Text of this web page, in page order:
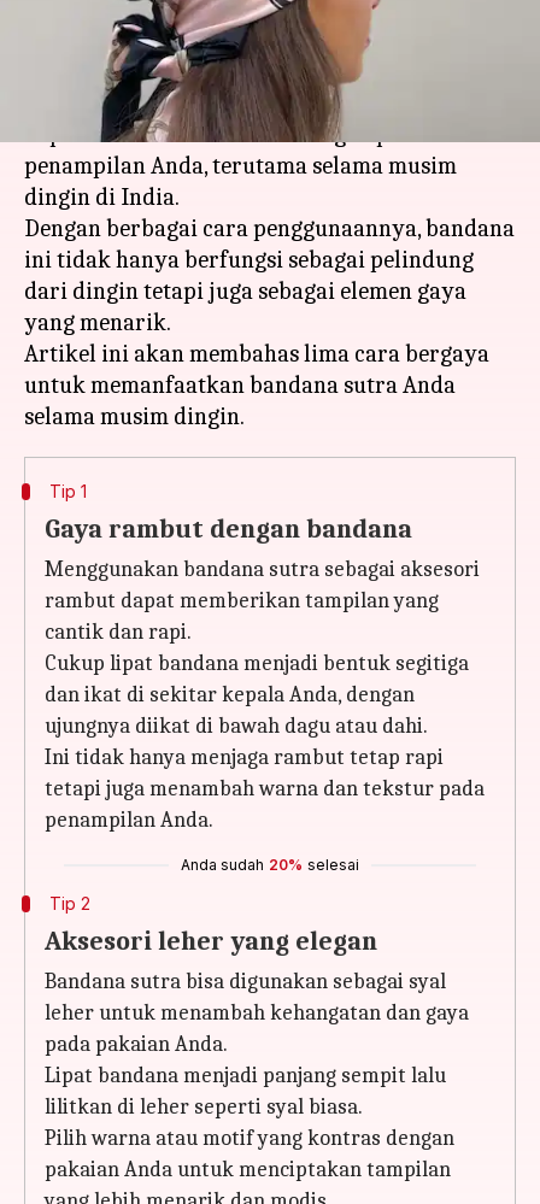
Apa ceritanya
Bandana sutra adalah aksesori serbaguna yang
dapat menambah sentuhan elegan pada
penampilan Anda, terutama selama musim
dingin di India.
Dengan berbagai cara penggunaannya, bandana
ini tidak hanya berfungsi sebagai pelindung
dari dingin tetapi juga sebagai elemen gaya
yang menarik.
Artikel ini akan membahas lima cara bergaya
untuk memanfaatkan bandana sutra Anda
Tip 1
Gaya rambut dengan bandana
Menggunakan bandana sutra sebagai aksesori
rambut dapat memberikan tampilan yang
cantik dan rapi.
Cukup lipat bandana menjadi bentuk segitiga
dan ikat di sekitar kepala Anda, dengan
ujungnya diikat di bawah dagu atau dahi.
Ini tidak hanya menjaga rambut tetap rapi
tetapi juga menambah warna dan tekstur pada
penampilan Anda.
Anda sudah 20% selesai
Tip 2
Aksesori leher yang elegan
Bandana sutra bisa digunakan sebagai syal
leher untuk menambah kehangatan dan gaya
pada pakaian Anda.
Lipat bandana menjadi panjang sempit lalu
lilitkan di leher seperti syal biasa.
Pilih warna atau motif yang kontras dengan
pakaian Anda untuk menciptakan tampilan